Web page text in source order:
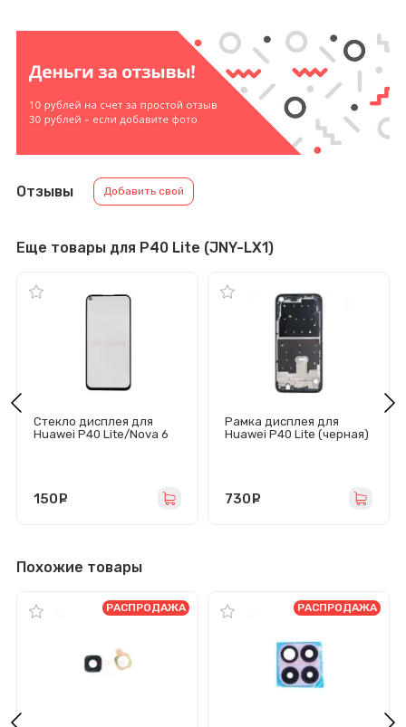
Отзывы Добавить свой
Еще товары для P40 Lite (JNY-LX1)
Стекло дисплея для
Huawei P40 Lite/Nova 6
150
Рамка дисплея для
Huawei P40 Lite (черная)
730
Похожие товары
РАСПРОДАЖА РАСПРОДАЖА